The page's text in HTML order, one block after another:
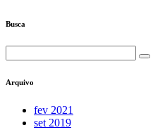
Busca
Arquivo
fev 2021
set 2019